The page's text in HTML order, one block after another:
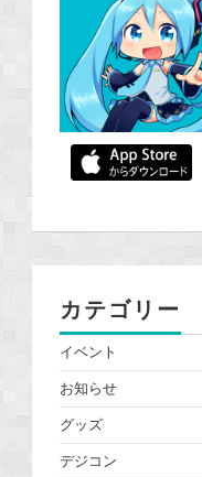
カテゴリー
イベント
お知らせ
グッズ
デジコン